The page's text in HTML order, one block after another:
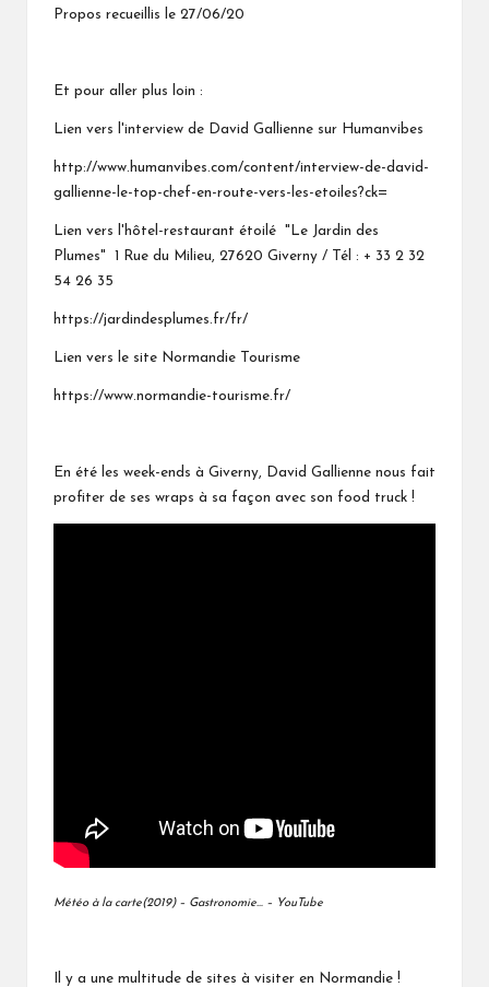
Propos recueillis le 27/06/20
Et pour aller plus loin :
Lien vers l'interview de David Gallienne sur Humanvibes
http://www.humanvibes.com/content/interview-de-david-
gallienne-le-top-chef-en-route-vers-les-etoiles?ck=
Lien vers l'hôtel-restaurant étoilé "Le Jardin des
Plumes" 1 Rue du Milieu, 27620 Giverny / Tél : + 33 2 32
54 26 35
https://jardindesplumes.fr/fr/
Lien vers le site Normandie Tourisme
https://www.normandie-tourisme.fr/
En été les week-ends à Giverny, David Gallienne nous fait
profiter de ses wraps à sa façon avec son food truck !
Météo à la carte(2019) – Gastronomie… – YouTube
Il y a une multitude de sites à visiter en Normandie !